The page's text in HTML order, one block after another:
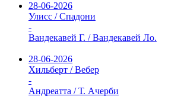
28-06-2026
Улисс / Спадони
-
Вандекавей Г. / Вандекавей Ло.
28-06-2026
Хильберт / Вебер
-
Андреатта / Т. Ачерби